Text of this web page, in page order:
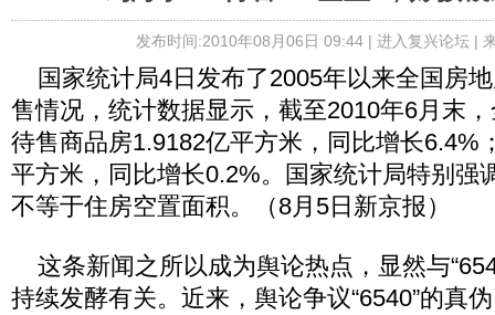
发布时间:2010年08月06日 09:44 | 进入复兴论坛|
国家统计局4日发布了2005年以来全国房
售情况，统计数据显示，截至2010年6月末
待售商品房1.9182亿平方米，同比增长6.4%
平方米，同比增长0.2%。国家统计局特别强
不等于住房空置面积。（8月5日新京报）
这条新闻之所以成为舆论热点，显然与
持续发酵有关。近来，舆论争议“6540”的真